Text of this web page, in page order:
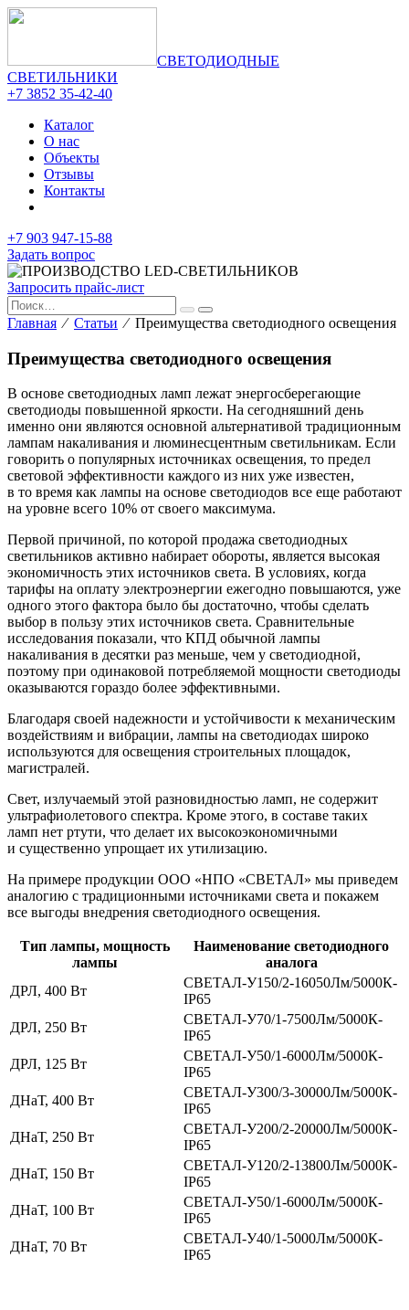
СВЕТОДИОДНЫЕ
СВЕТИЛЬНИКИ
+7 3852 35-42-40
Каталог
О нас
Объекты
Отзывы
Контакты
+7 903 947-15-88
Задать вопрос
Запросить прайс-лист
Главная ⁄ Статьи ⁄ Преимущества светодиодного освещения
Преимущества светодиодного освещения
В основе светодиодных ламп лежат энергосберегающие
светодиоды повышенной яркости. На сегодняшний день
именно они являются основной альтернативой традиционным
лампам накаливания и люминесцентным светильникам. Если
говорить о популярных источниках освещения, то предел
световой эффективности каждого из них уже известен,
в то время как лампы на основе светодиодов все еще работают
на уровне всего 10% от своего максимума.
Первой причиной, по которой продажа светодиодных
светильников активно набирает обороты, является высокая
экономичность этих источников света. В условиях, когда
тарифы на оплату электроэнергии ежегодно повышаются, уже
одного этого фактора было бы достаточно, чтобы сделать
выбор в пользу этих источников света. Сравнительные
исследования показали, что КПД обычной лампы
накаливания в десятки раз меньше, чем у светодиодной,
поэтому при одинаковой потребляемой мощности светодиоды
оказываются гораздо более эффективными.
Благодаря своей надежности и устойчивости к механическим
воздействиям и вибрации, лампы на светодиодах широко
используются для освещения строительных площадок,
магистралей.
Свет, излучаемый этой разновидностью ламп, не содержит
ультрафиолетового спектра. Кроме этого, в составе таких
ламп нет ртути, что делает их высокоэкономичными
и существенно упрощает их утилизацию.
На примере продукции ООО «НПО «СВЕТАЛ» мы приведем
аналогию с традиционными источниками света и покажем
все выгоды внедрения светодиодного освещения.
Тип лампы, мощность
лампы
Наименование светодиодного
аналога
ДРЛ, 400 Вт
СВЕТАЛ-У150/2-16050Лм/5000К-
IP65
ДРЛ, 250 Вт
СВЕТАЛ-У70/1-7500Лм/5000К-
IP65
ДРЛ, 125 Вт
СВЕТАЛ-У50/1-6000Лм/5000К-
IP65
ДНаТ, 400 Вт
СВЕТАЛ-У300/3-30000Лм/5000К-
IP65
ДНаТ, 250 Вт
СВЕТАЛ-У200/2-20000Лм/5000К-
IP65
ДНаТ, 150 Вт
СВЕТАЛ-У120/2-13800Лм/5000К-
IP65
ДНаТ, 100 Вт
СВЕТАЛ-У50/1-6000Лм/5000К-
IP65
ДНаТ, 70 Вт
СВЕТАЛ-У40/1-5000Лм/5000К-
IP65